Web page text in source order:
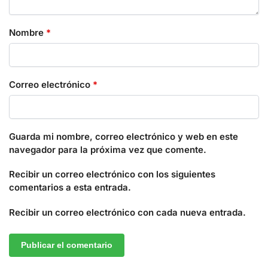
Nombre *
Correo electrónico *
Guarda mi nombre, correo electrónico y web en este
navegador para la próxima vez que comente.
Recibir un correo electrónico con los siguientes
comentarios a esta entrada.
Recibir un correo electrónico con cada nueva entrada.